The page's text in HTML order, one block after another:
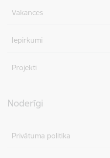
Vakances
Iepirkumi
Projekti
Noderīgi
Privātuma politika